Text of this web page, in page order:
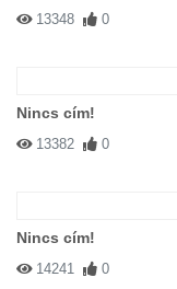
13348 0
Nincs cím!
13382 0
Nincs cím!
14241 0